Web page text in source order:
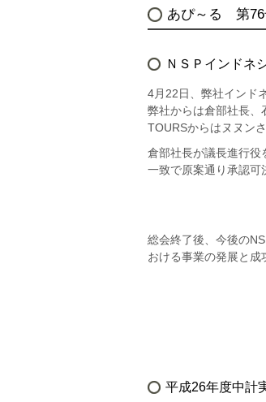
あぴ～る 第
ＮＳＰインドネ
4月22日、弊社インド
弊社からは倉部社長、
TOURSからはヌヌン
倉部社長が議長進行役
一致で原案通り承認可
総会終了後、今後の
おける事業の発展と成
平成26年度中計